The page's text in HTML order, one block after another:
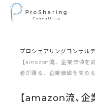
プロシェアリングコンサル
【amazon流、企業価値を
者が語る、企業価値を高め
【amazon流、企